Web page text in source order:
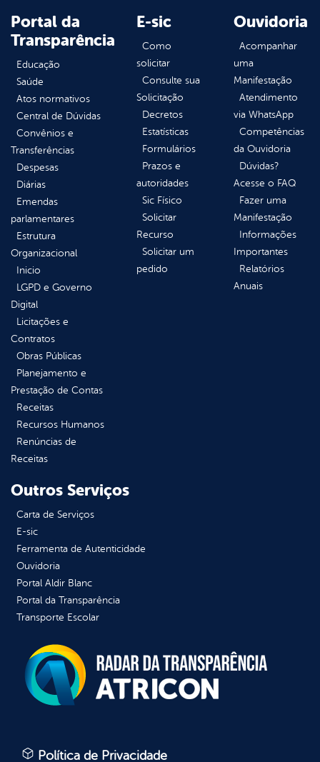
Portal da
Transparência
Educação
Saúde
Atos normativos
Central de Dúvidas
Convênios e
Transferências
Despesas
Diárias
Emendas
parlamentares
Estrutura
Organizacional
Inicio
LGPD e Governo
Digital
Licitações e
Contratos
Obras Públicas
Planejamento e
Prestação de Contas
Receitas
Recursos Humanos
Renúncias de
Receitas
E-sic
Como
solicitar
Consulte sua
Solicitação
Decretos
Estatísticas
Formulários
Prazos e
autoridades
Sic Físico
Solicitar
Recurso
Solicitar um
pedido
Ouvidoria
Acompanhar
uma
Manifestação
Atendimento
via WhatsApp
Competências
da Ouvidoria
Dúvidas?
Acesse o FAQ
Fazer uma
Manifestação
Informações
Importantes
Relatórios
Anuais
Outros Serviços
Carta de Serviços
E-sic
Ferramenta de Autenticidade
Ouvidoria
Portal Aldir Blanc
Portal da Transparência
Transporte Escolar
Política de Privacidade